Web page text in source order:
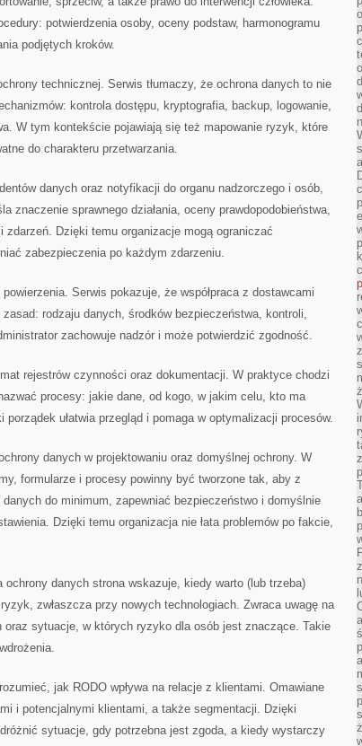
potwierdzenia osoby, oceny podstaw, harmonogramu
podjętych kroków.
technicznej. Serwis tłumaczy, że ochrona danych to nie
kontrola dostępu, kryptografia, backup, logowanie,
W tym kontekście pojawiają się też mapowanie ryzyk, które
do charakteru przetwarzania.
danych oraz notyfikacji do organu nadzorczego i osób,
znaczenie sprawnego działania, oceny prawdopodobieństwa,
zdarzeń. Dzięki temu organizacje mogą ograniczać
zabezpieczenia po każdym zdarzeniu.
Serwis pokazuje, że współpraca z dostawcami
rodzaju danych, środków bezpieczeństwa, kontroli,
zachowuje nadzór i może potwierdzić zgodność.
rejestrów czynności oraz dokumentacji. W praktyce chodzi
procesy: jakie dane, od kogo, w jakim celu, kto ma
ułatwia przegląd i pomaga w optymalizacji procesów.
danych w projektowaniu oraz domyślnej ochrony. W
formularze i procesy powinny być tworzone tak, aby z
danych do minimum, zapewniać bezpieczeństwo i domyślnie
Dzięki temu organizacja nie łata problemów po fakcie,
danych strona wskazuje, kiedy warto (lub trzeba)
zwłaszcza przy nowych technologiach. Zwraca uwagę na
oraz sytuacje, w których ryzyko dla osób jest znaczące. Takie
jak RODO wpływa na relacje z klientami. Omawiane
i potencjalnymi klientami, a także segmentacji. Dzięki
sytuacje, gdy potrzebna jest zgoda, a kiedy wystarczy